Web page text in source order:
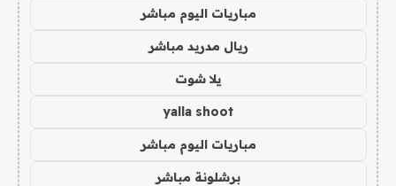
مباريات اليوم مباشر
ريال مدريد مباشر
يلا شوت
yalla shoot
مباريات اليوم مباشر
برشلونة مباشر